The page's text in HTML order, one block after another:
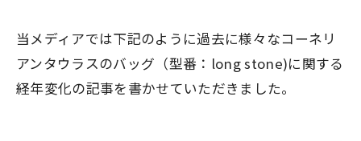
当メディアでは下記のように過去に様々なコーネリ
アンタウラスのバッグ（型番：long stone)に関する
経年変化の記事を書かせていただきました。